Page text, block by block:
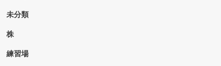
未分類
株
練習場